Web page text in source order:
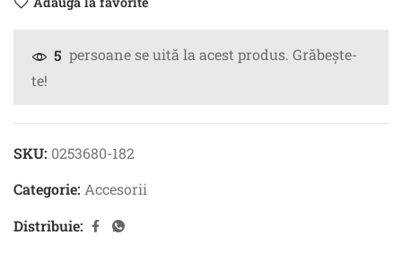
5 persoane se uită la acest produs. Grăbește-
te!
SKU: 0253680-182
Categorie: Accesorii
Distribuie: